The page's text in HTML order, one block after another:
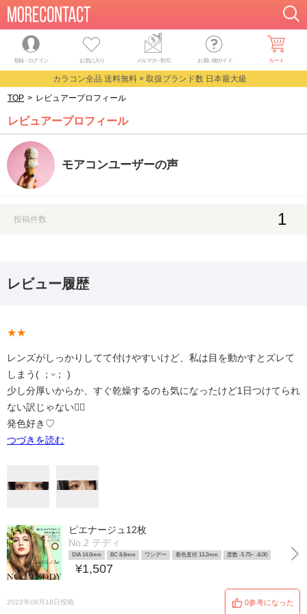
登録・ログイン お気に入り メルマガ・割引 お買い物ガイド カート
カラコン全品 送料無料 × 取扱ブランド数 日本最大級
TOP > レビュアープロフィール
レビュアープロフィール
モアコンユーザーの声
投稿件数 1
レビュー履歴
★★
レンズがしっかりしてて付けやすいけど、私は目を動かすとズレて
しまう( ；ᵕ； )
少し分厚いからか、すぐ乾燥するのも気になったけど1日つけてられ
ない訳じゃない👍🏻
発色好き♡
つづきを読む
ピエナージュ12枚
No.2 テディ
DIA 14.0mm BC 8.6mm ワンデー 着色直径 13.2mm 度数 -5.75~ -8.00
¥1,507
2022年08月18日投稿 0参考になった